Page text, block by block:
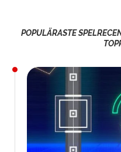
POPULÄRASTE